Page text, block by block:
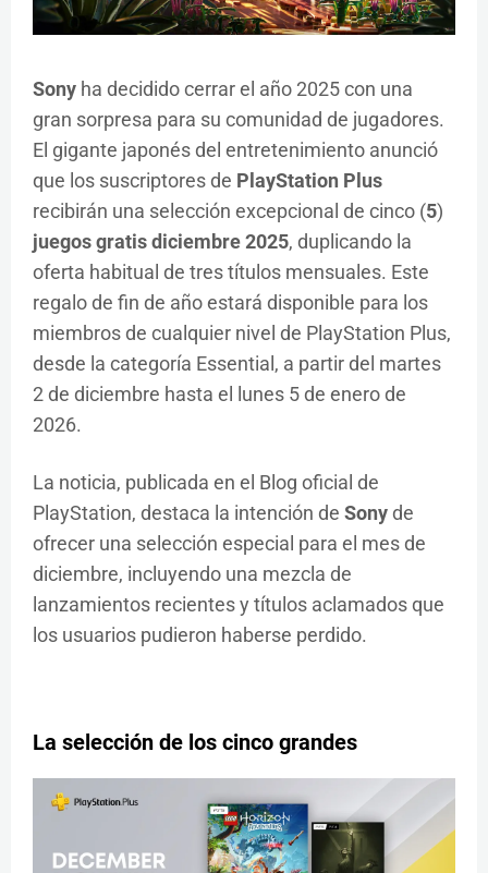
Sony ha decidido cerrar el año 2025 con una
gran sorpresa para su comunidad de jugadores.
El gigante japonés del entretenimiento anunció
que los suscriptores de PlayStation Plus
recibirán una selección excepcional de cinco (5)
juegos gratis diciembre 2025, duplicando la
oferta habitual de tres títulos mensuales. Este
regalo de fin de año estará disponible para los
miembros de cualquier nivel de PlayStation Plus,
desde la categoría Essential, a partir del martes
2 de diciembre hasta el lunes 5 de enero de
2026.
La noticia, publicada en el Blog oficial de
PlayStation, destaca la intención de Sonyde
ofrecer una selección especial para el mes de
diciembre, incluyendo una mezcla de
lanzamientos recientes y títulos aclamados que
los usuarios pudieron haberse perdido.
La selección de los cinco grandes